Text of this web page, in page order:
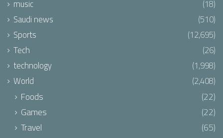
music
(18)
Saudi news
(510)
Sports
(12,695)
Tech
(26)
technology
(1,998)
World
(2,408)
Foods
(22)
Games
(22)
Travel
(65)